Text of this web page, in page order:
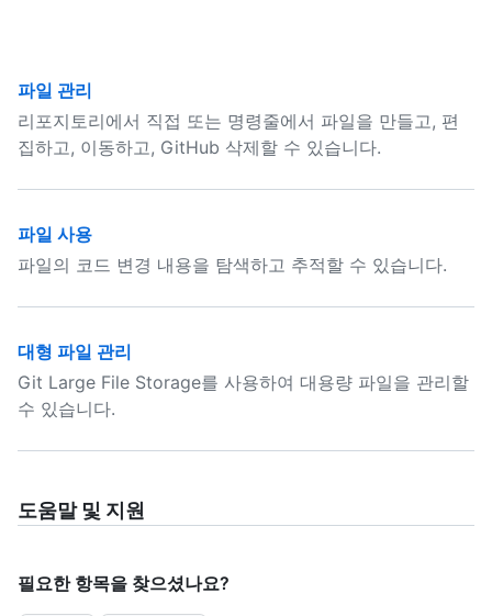
파일 관리
리포지토리에서 직접 또는 명령줄에서 파일을 만들고, 편
집하고, 이동하고, GitHub 삭제할 수 있습니다.
파일 사용
파일의 코드 변경 내용을 탐색하고 추적할 수 있습니다.
대형 파일 관리
Git Large File Storage를 사용하여 대용량 파일을 관리할
수 있습니다.
도움말 및 지원
필요한 항목을 찾으셨나요?